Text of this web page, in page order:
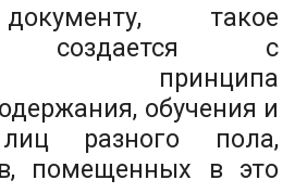
такое
создается с
принципа
обучения и
разного пола,
помещенных в это